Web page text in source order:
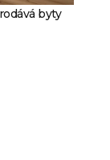
byty